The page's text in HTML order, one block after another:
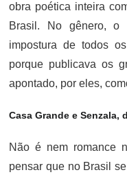
obra poética inteira
Brasil. No gênero, o
impostura de todos
porque publicava os
apontado, por eles,
Casa Grande e Senzala,
Não é nem romance
pensar que no Brasil